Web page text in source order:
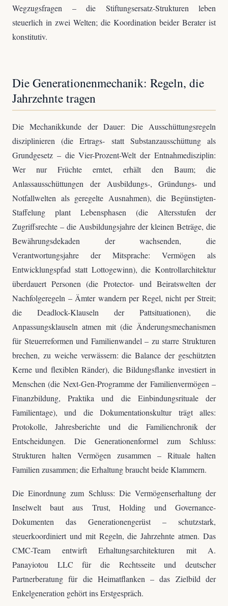
Wegzugsfragen – die Stiftungsersatz-Strukturen leben
steuerlich in zwei Welten; die Koordination beider Berater ist
konstitutiv.
Die Generationenmechanik: Regeln, die
Jahrzehnte tragen
Die Mechanikkunde der Dauer: Die Ausschüttungsregeln
disziplinieren (die Ertrags- statt Substanzausschüttung als
Grundgesetz – die Vier-Prozent-Welt der Entnahmedisziplin:
Wer nur Früchte erntet, erhält den Baum; die
Anlassausschüttungen der Ausbildungs-, Gründungs- und
Notfallwelten als geregelte Ausnahmen), die Begünstigten-
Staffelung plant Lebensphasen (die Altersstufen der
Zugriffsrechte – die Ausbildungsjahre der kleinen Beträge, die
Bewährungsdekaden der wachsenden, die
Verantwortungsjahre der Mitsprache: Vermögen als
Entwicklungspfad statt Lottogewinn), die Kontrollarchitektur
überdauert Personen (die Protector- und Beiratswelten der
Nachfolgeregeln – Ämter wandern per Regel, nicht per Streit;
die Deadlock-Klauseln der Pattsituationen), die
Anpassungsklauseln atmen mit (die Änderungsmechanismen
für Steuerreformen und Familienwandel – zu starre Strukturen
brechen, zu weiche verwässern: die Balance der geschützten
Kerne und flexiblen Ränder), die Bildungsflanke investiert in
Menschen (die Next-Gen-Programme der Familienvermögen –
Finanzbildung, Praktika und die Einbindungsrituale der
Familientage), und die Dokumentationskultur trägt alles:
Protokolle, Jahresberichte und die Familienchronik der
Entscheidungen. Die Generationenformel zum Schluss:
Strukturen halten Vermögen zusammen – Rituale halten
Familien zusammen; die Erhaltung braucht beide Klammern.
Die Einordnung zum Schluss: Die Vermögenserhaltung der
Inselwelt baut aus Trust, Holding und Governance-
Dokumenten das Generationengerüst – schutzstark,
steuerkoordiniert und mit Regeln, die Jahrzehnte atmen. Das
CMC-Team entwirft Erhaltungsarchitekturen mit A.
Panayiotou LLC für die Rechtsseite und deutscher
Partnerberatung für die Heimatflanken – das Zielbild der
Enkelgeneration gehört ins Erstgespräch.